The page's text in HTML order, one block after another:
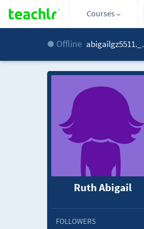
Courses
Offline abigailgz5511._.
Ruth Abigail
FOLLOWERS